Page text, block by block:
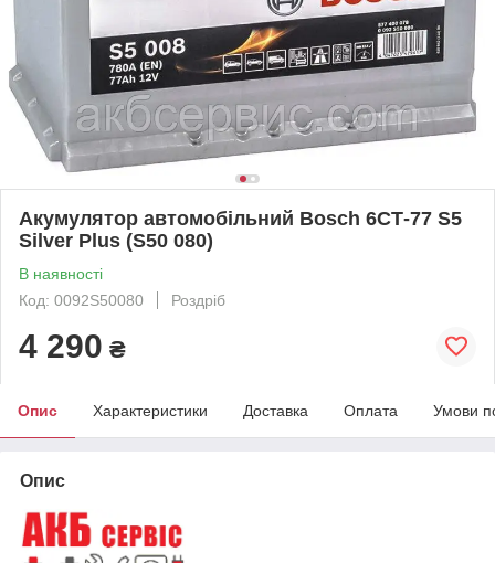
Акумулятор автомобільний Bosch 6СТ-77 S5
Silver Plus (S50 080)
В наявності
Код: 0092S50080
Роздріб
4 290 ₴
Опис Характеристики Доставка Оплата Умови
Опис